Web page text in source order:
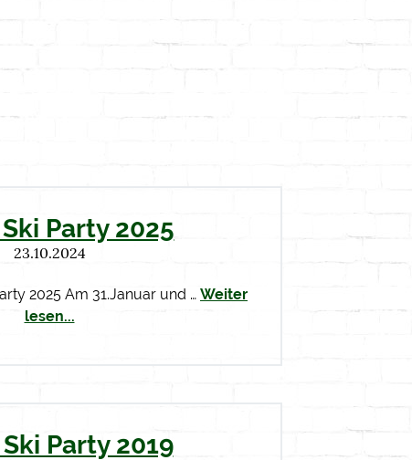
Party 2025
23.10.2024
2025 Am 31.Januar und … Weiter
lesen...
Party 2019